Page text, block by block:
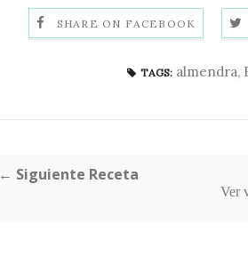
SHARE ON FACEBOOK
TAGS: almendra,
← Siguiente Receta
Ver